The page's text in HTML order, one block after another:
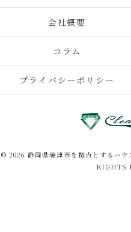
会社概要
コラム
プライバシーポリシー
© 2026 静岡県焼津市を拠点とするハ
RIGHTS